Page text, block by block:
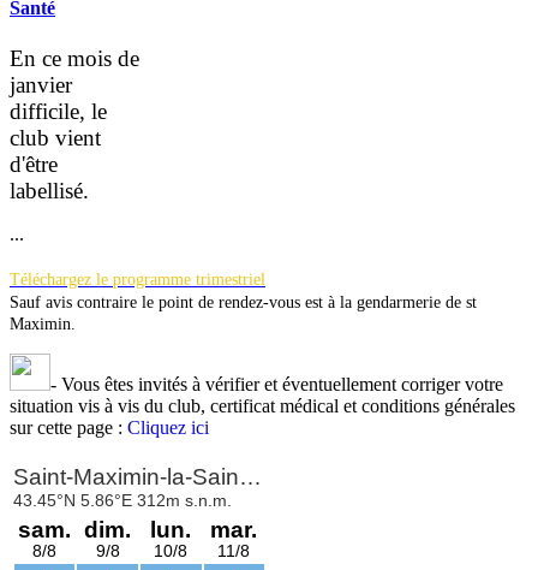
Santé
En ce mois de
janvier
difficile, le
club vient
d'être
labellisé.
...
Téléchargez le programme trimestriel
Sauf avis contraire le point de rendez-vous est à la gendarmerie de st
Maximin.
- Vous êtes invités à vérifier et éventuellement corriger votre
situation vis à vis du club, certificat médical et conditions générales
sur cette page : Cliquez ici